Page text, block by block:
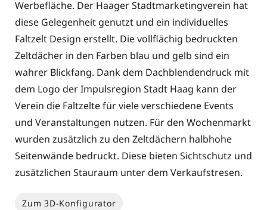
Werbefläche. Der Haager Stadtmarketingverein hat
diese Gelegenheit genutzt und ein individuelles
Faltzelt Design erstellt. Die vollflächig bedruckten
Zeltdächer in den Farben blau und gelb sind ein
wahrer Blickfang. Dank dem Dachblendendruck mit
dem Logo der Impulsregion Stadt Haag kann der
Verein die Faltzelte für viele verschiedene Events
und Veranstaltungen nutzen. Für den Wochenmarkt
wurden zusätzlich zu den Zeltdächern halbhohe
Seitenwände bedruckt. Diese bieten Sichtschutz und
zusätzlichen Stauraum unter dem Verkaufstresen.
Zum 3D-Konfigurator